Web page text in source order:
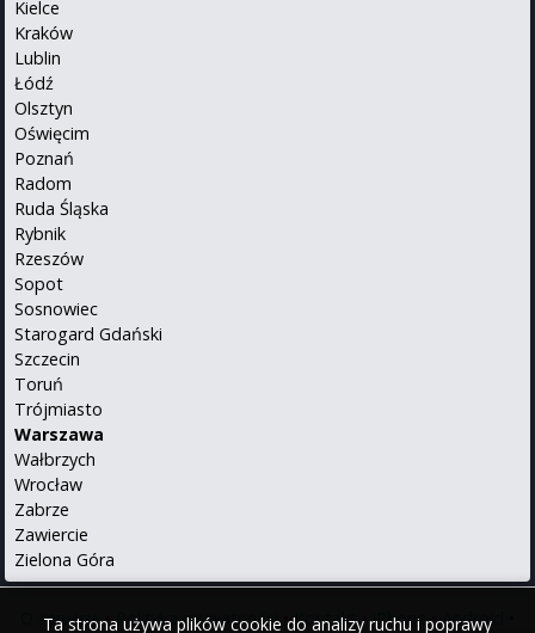
Ta strona używa plików cookie do analizy ruchu i poprawy
Kielce
Kraków
Lublin
Łódź
Olsztyn
Oświęcim
Poznań
Radom
Ruda Śląska
Rybnik
Rzeszów
Sopot
Sosnowiec
Starogard Gdański
Szczecin
Toruń
Trójmiasto
Warszawa
Wałbrzych
Wrocław
Zabrze
Zawiercie
Zielona Góra
O serwisie•Polityka prywatności•Kontakt•iPhone•Android